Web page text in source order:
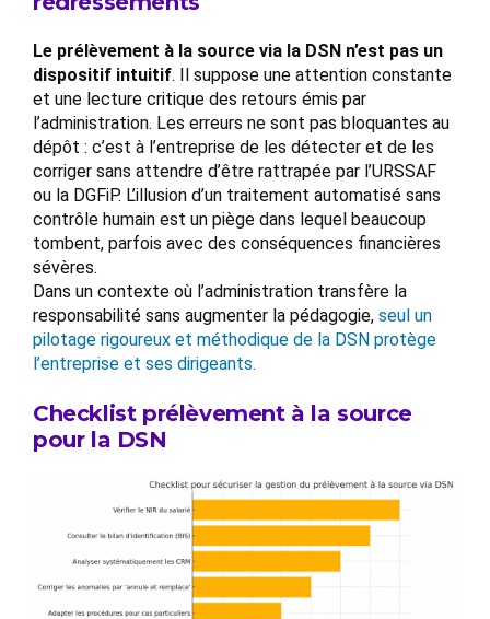
Le prélèvement à la source via la DSN n’est pas un
dispositif intuitif. Il suppose une attention constante
et une lecture critique des retours émis par
l’administration. Les erreurs ne sont pas bloquantes au
dépôt : c’est à l’entreprise de les détecter et de les
corriger sans attendre d’être rattrapée par l’URSSAF
ou la DGFiP. L’illusion d’un traitement automatisé sans
contrôle humain est un piège dans lequel beaucoup
tombent, parfois avec des conséquences financières
sévères.
Dans un contexte où l’administration transfère la
responsabilité sans augmenter la pédagogie, seul un
pilotage rigoureux et méthodique de la DSN protège
l’entreprise et ses dirigeants.
Checklist prélèvement à la source
pour la DSN